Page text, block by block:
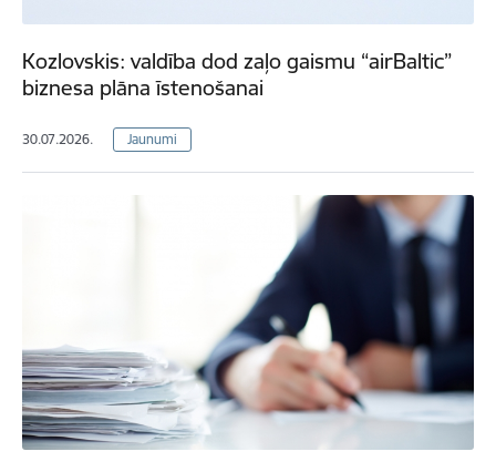
Kozlovskis: valdība dod zaļo gaismu “airBaltic”
biznesa plāna īstenošanai
30.07.2026. Jaunumi